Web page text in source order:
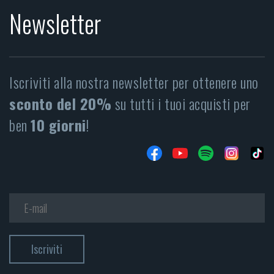
Newsletter
Iscriviti alla nostra newsletter per ottenere uno
sconto del 20%su tutti i tuoi acquisti per
ben10 giorni!